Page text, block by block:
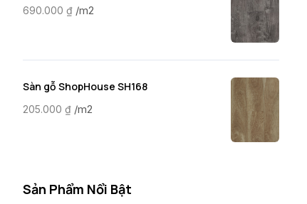
690.000 ₫ /m2
Sàn gỗ ShopHouse SH168
205.000 ₫ /m2
Sản Phẩm Nổi Bật